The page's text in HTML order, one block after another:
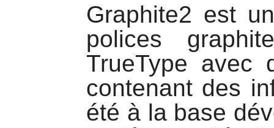
Graphite2 est
polices
TrueType avec
contenant des
été à la base